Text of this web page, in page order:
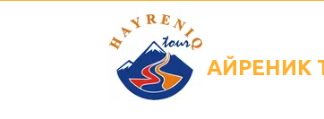
АЙРЕНИК